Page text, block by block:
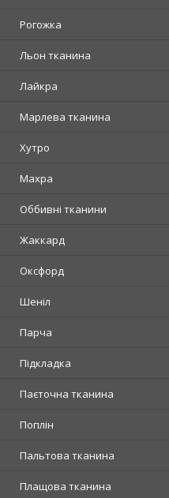
Рогожка
Льон тканина
Лайкра
Марлева тканина
Хутро
Махра
Оббивні тканини
Жаккард
Оксфорд
Шеніл
Парча
Підкладка
Паєточна тканина
Поплін
Пальтова тканина
Плащова тканина